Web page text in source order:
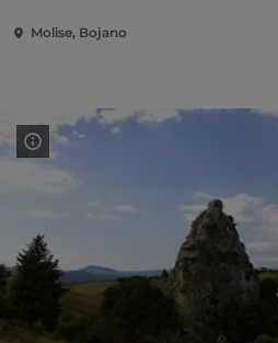
Molise, Bojano